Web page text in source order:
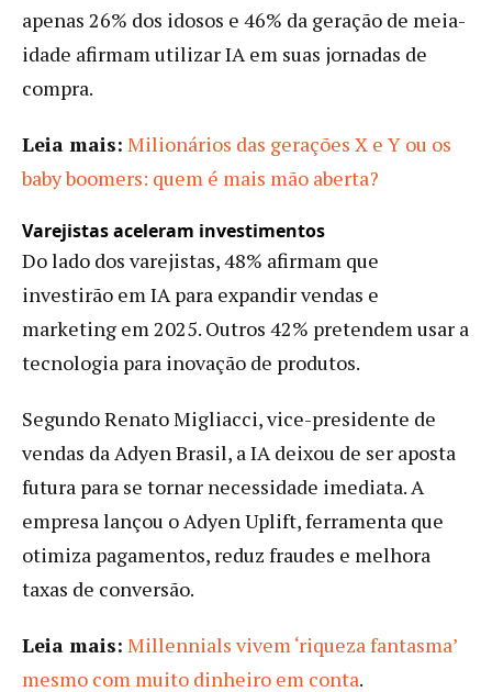
apenas 26% dos idosos e 46% da geração de meia-
idade afirmam utilizar IA em suas jornadas de
compra.
Leia mais: Milionários das gerações X e Y ou os
baby boomers: quem é mais mão aberta?
Varejistas aceleram investimentos
Do lado dos varejistas, 48% afirmam que
investirão em IA para expandir vendas e
marketing em 2025. Outros 42% pretendem usar a
tecnologia para inovação de produtos.
Segundo Renato Migliacci, vice-presidente de
vendas da Adyen Brasil, a IA deixou de ser aposta
futura para se tornar necessidade imediata. A
empresa lançou o Adyen Uplift, ferramenta que
otimiza pagamentos, reduz fraudes e melhora
taxas de conversão.
Leia mais: Millennials vivem ‘riqueza fantasma’
mesmo com muito dinheiro em conta.